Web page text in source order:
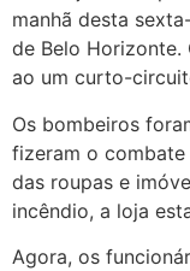
manhã desta
de Belo
ao um curto-
Os bombeiros
fizeram o
das roupas e
incêndio, a loja
Agora, os